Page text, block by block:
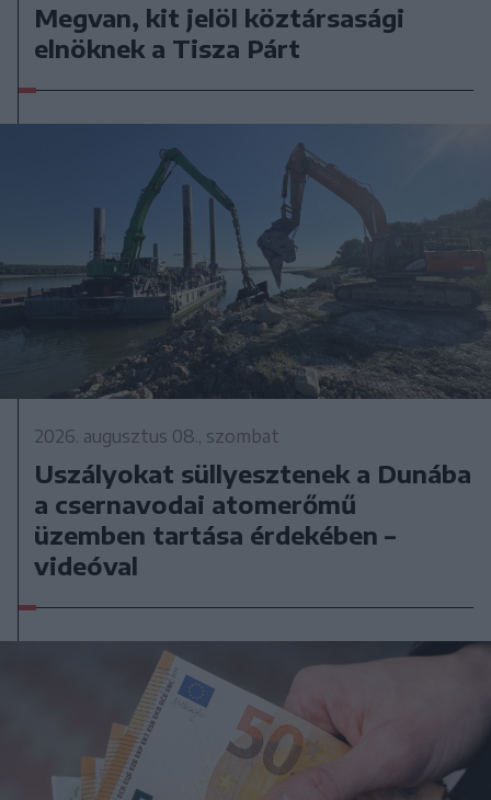
Megvan, kit jelöl köztársasági
elnöknek a Tisza Párt
2026. augusztus 08., szombat
Uszályokat süllyesztenek a Dunába
a csernavodai atomerőmű
üzemben tartása érdekében –
videóval